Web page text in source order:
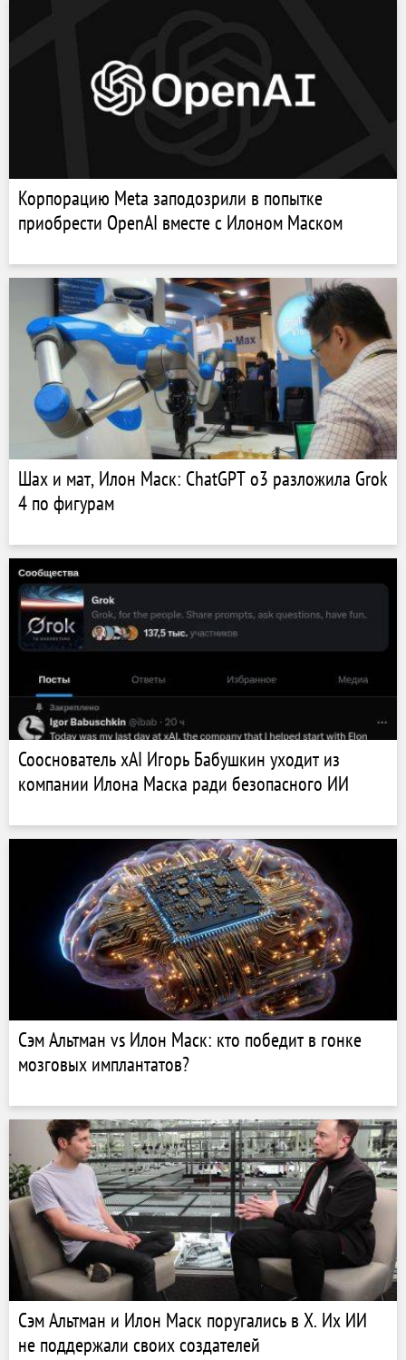
Корпорацию Meta заподозрили в попытке
приобрести OpenAI вместе с Илоном Маском
Шах и мат, Илон Маск: ChatGPT o3 разложила Grok
4 по фигурам
Сооснователь xAI Игорь Бабушкин уходит из
компании Илона Маска ради безопасного ИИ
Сэм Альтман vs Илон Маск: кто победит в гонке
мозговых имплантатов?
Сэм Альтман и Илон Маск поругались в X. Их ИИ
не поддержали своих создателей